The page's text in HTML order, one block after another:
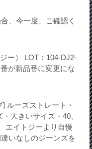
、今一度、ご確認く
ー） LOT：104-DJ2-
が新品番に変更にな
ルーズストレート・
大きいサイズ・40、
エイトジーより自慢
いなしのジーンズを